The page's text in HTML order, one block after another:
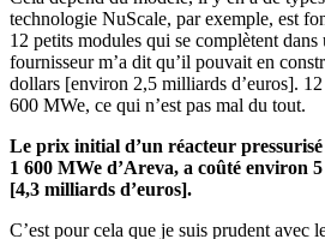
technologie NuScale, par exemple, est
12 petits modules qui se complètent dans
fournisseur m’a dit qu’il pouvait en
dollars [environ 2,5 milliards d’euros].
600 MWe, ce qui n’est pas mal du tout.
Le prix initial d’un réacteur
1 600 MWe d’Areva, a coûté environ
[4,3 milliards d’euros].
C’est pour cela que je suis prudent avec